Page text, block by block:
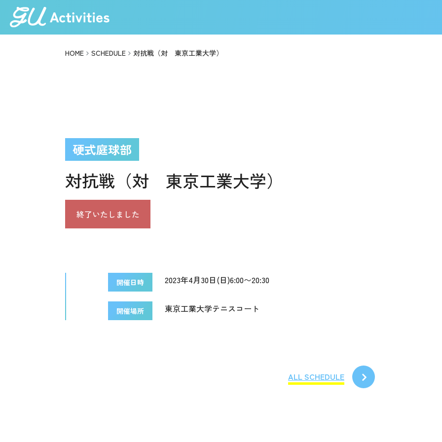
HOME SCHEDULE 対抗戦（対 東京工業大学）
硬式庭球部
対抗戦（対 東京工業大学）
終了いたしました
開催日時 2023年4月30日(日)6:00〜20:30
開催場所 東京工業大学テニスコート
ALL SCHEDULE